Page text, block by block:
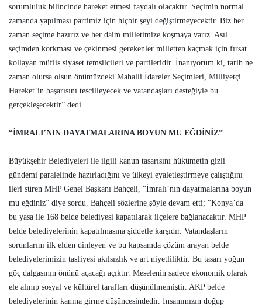
sorumluluk bilincinde hareket etmesi faydalı olacaktır. Seçimin normal
zamanda yapılması partimiz için hiçbir şeyi değiştirmeyecektir. Biz her
zaman seçime hazırız ve her daim milletimize koşmaya varız. Asıl
seçimden korkması ve çekinmesi gerekenler milletten kaçmak için fırsat
kollayan müflis siyaset temsilcileri ve partileridir. İnanıyorum ki, tarih ne
zaman olursa olsun önümüzdeki Mahalli İdareler Seçimleri, Milliyetçi
Hareket’in başarısını tescilleyecek ve vatandaşları desteğiyle bu
gerçekleşecektir” dedi.
“İMRALI’NIN DAYATMALARINA BOYUN MU EĞDİNİZ”
Büyükşehir Belediyeleri ile ilgili kanun tasarısını hükümetin gizli
gündemi paralelinde hazırladığını ve ülkeyi eyaletleştirmeye çalıştığını
ileri süren MHP Genel Başkanı Bahçeli, “İmralı’nın dayatmalarına boyun
mu eğdiniz” diye sordu. Bahçeli sözlerine şöyle devam etti; “Konya’da
bu yasa ile 168 belde belediyesi kapatılarak ilçelere bağlanacaktır. MHP
belde belediyelerinin kapatılmasına şiddetle karşıdır. Vatandaşların
sorunlarını ilk elden dinleyen ve bu kapsamda çözüm arayan belde
belediyelerimizin tasfiyesi akılsızlık ve art niyetliliktir. Bu tasarı yoğun
göç dalgasının önünü açacağı açıktır. Meselenin sadece ekonomik olarak
ele alınıp sosyal ve kültürel tarafları düşünülmemiştir. AKP belde
belediyelerinin kanına girme düşüncesindedir. İnsanımızın doğup